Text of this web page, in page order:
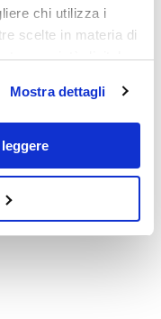
chi utilizza i
scelte in materia di
proprietà digitale
in qualsiasi
o facendo clic
tua posizione
di qualche
Mostra dettagli
lussuoso
Peck, tutti
il primo
Pietro, un hotel